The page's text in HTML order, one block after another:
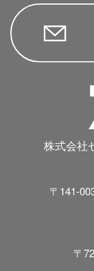
株式会社
〒141-
〒